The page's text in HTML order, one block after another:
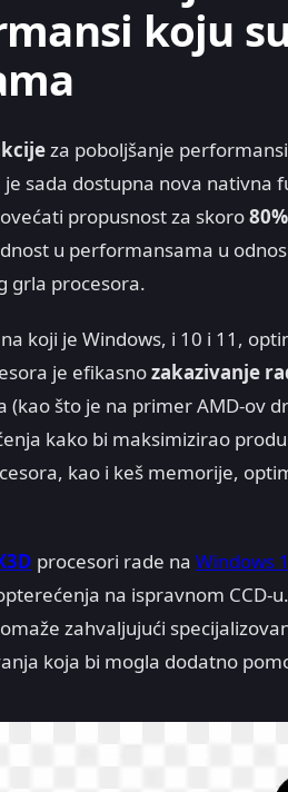
koju
za poboljšanje
sada dostupna nova nativna
propusnost za skoro80%
u performansama u
grla procesora.
koji je Windows, i 10 i 11,
je efikasnozakazivanje
što je na primer AMD-ov
kako bi maksimizirao
kao i keš memorije,
procesori rade na Windows
na ispravnom CCD-
zahvaljujući
koja bi mogla dodatno